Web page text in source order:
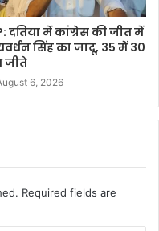
दतिया में कांग्रेस की जीत में
सिंह का जादू, 35 में 30
जीते
6, 2026
Required fields are